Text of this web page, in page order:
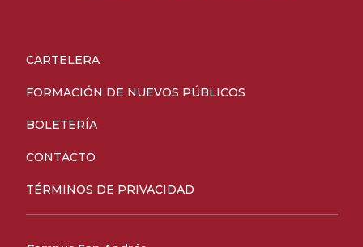
CARTELERA
FORMACIÓN DE NUEVOS PÚBLICOS
BOLETERÍA
CONTACTO
TÉRMINOS DE PRIVACIDAD